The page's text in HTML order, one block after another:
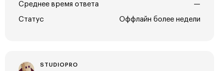
Среднее время ответа —
Статус Оффлайн более недели
STUDIOPRO